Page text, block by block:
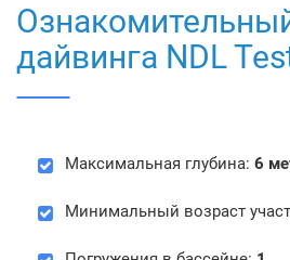
дайвинга NDL
Максимальная глубина: 6
Минимальный возраст